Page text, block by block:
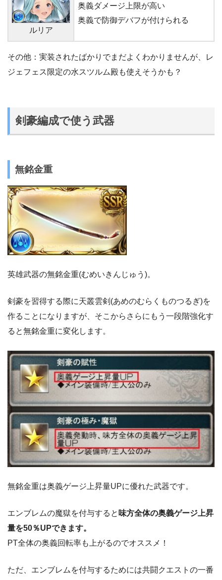
ルリア
奥義ダメージ上限が高い
奥義で防御デバフが付けられる
その他：実装されたばかりでまだよくわかりませんが、レ
ジェフェス限定の水スツルム殿も使えそうかも？
剣豪編成で使う武器
無銘金重
英雄武器の無銘金重(むめいきんじゅう)。
剣豪を習得する際に天叢雲剣(あめのむらくものつるぎ)を
作ることになりますが、そこからさらにもう一段階強化す
ると無銘金重に変化します。
無銘金重は奥義ゲージ上昇量UPに優れた武器です。
エンブレムの魔獄を付与すると 味方全体の奥義ゲージ上昇
量を50％UPできます。
PT全体の奥義回転率も上がるのでオススメ！
ただ、エンブレムを付与するためには共闘クエストの一番